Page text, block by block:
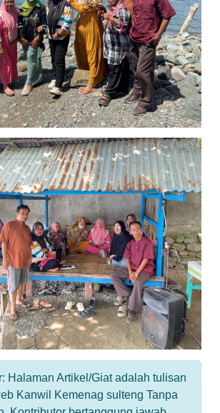
Halaman Artikel/Giat adalah tulisan
Kanwil Kemenag sulteng Tanpa